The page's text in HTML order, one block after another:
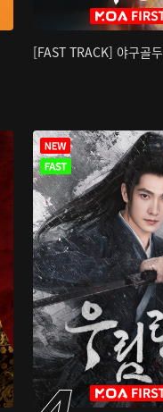
[FAST TRACK] 야구골두